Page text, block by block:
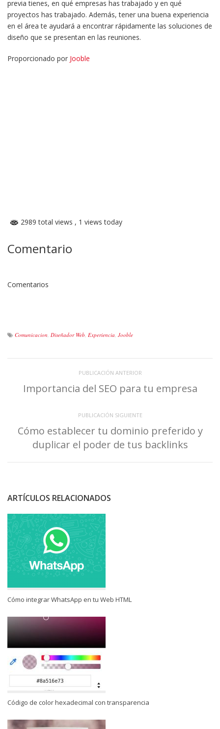
previa tienes, en qué empresas has trabajado y en qué
proyectos has trabajado. Además, tener una buena experiencia
en el área te ayudará a encontrar rápidamente las soluciones de
diseño que se presentan en las reuniones.
Proporcionado por Jooble
2989 total views , 1 views today
Comentario
Comentarios
Comunicacion, Diseñador Web, Experiencia, Jooble
PUBLICACIÓN ANTERIOR
Importancia del SEO para tu empresa
PUBLICACIÓN SIGUIENTE
Cómo establecer tu dominio preferido y
duplicar el poder de tus backlinks
ARTÍCULOS RELACIONADOS
Cómo integrar WhatsApp en tu Web HTML
Código de color hexadecimal con transparencia